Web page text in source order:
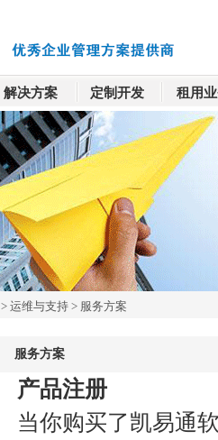
解决方案 定制开发 租用
> 运维与支持 > 服务方案
服务方案
产品注册
当你购买了凯易通